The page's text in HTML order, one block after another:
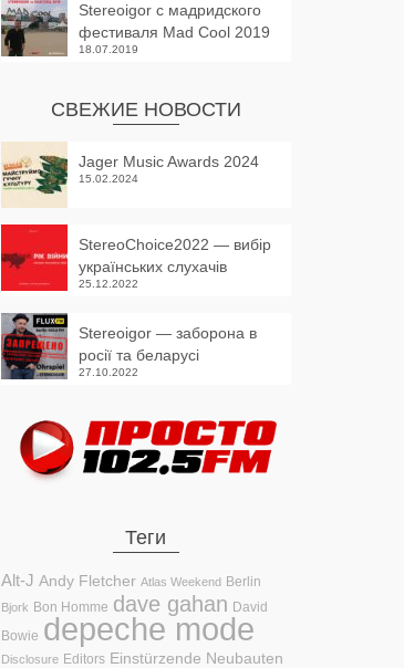
Stereoigor с мадридского
фестиваля Mad Cool 2019
18.07.2019
СВЕЖИЕ НОВОСТИ
Jager Music Awards 2024
15.02.2024
StereoChoice2022 — вибір
українських слухачів
25.12.2022
Stereoigor — заборона в
росії та беларусі
27.10.2022
Теги
Alt-J Andy Fletcher Atlas Weekend Berlin
Bjork Bon Homme dave gahan David
Bowie depeche mode
Disclosure Editors Einstürzende Neubauten